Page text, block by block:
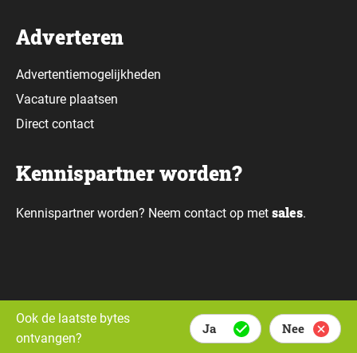
Adverteren
Advertentiemogelijkheden
Vacature plaatsen
Direct contact
Kennispartner worden?
Kennispartner worden? Neem contact op met sales.
Alle rechten voorbehouden © Daily Data Bytes 2026. Webdesign door
Whello.
Ook de laatste bytes
ontvangen?
Ja Nee